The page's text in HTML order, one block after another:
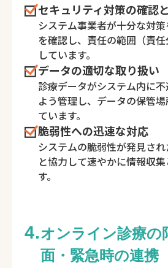
セキュリティ対策の確認
システム事業者が十分な対
を確認し、責任の範囲（責
しています。
データの適切な取り扱い
診療データがシステム内に
よう管理し、データの保管
ています。
脆弱性への迅速な対応
システムの脆弱性が発見さ
と協力して速やかに情報収
す。
4.オンライン診療の
面・緊急時の連携